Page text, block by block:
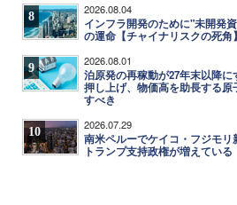
8 2026.08.04
インフラ開発のために"未開発
の運命【チャイナリスクの死角】
9 2026.08.01
泊原発の再稼動が27年末以降
押し上げ、物価高を助長する
すべき
10 2026.07.29
南米ペルーでケイコ・フジモ
トランプ支持政権が増えている